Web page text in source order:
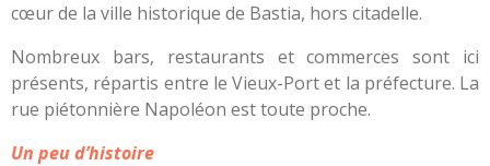
cœur de la ville historique de Bastia, hors citadelle.
Nombreux bars, restaurants et commerces sont ici
présents, répartis entre le Vieux-Port et la préfecture. La
rue piétonnière Napoléon est toute proche.
Un peu d’histoire